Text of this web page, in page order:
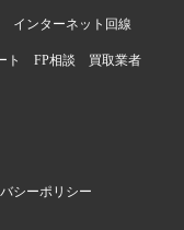
インターネット回線
ト FP相談 買取業者
シーポリシー